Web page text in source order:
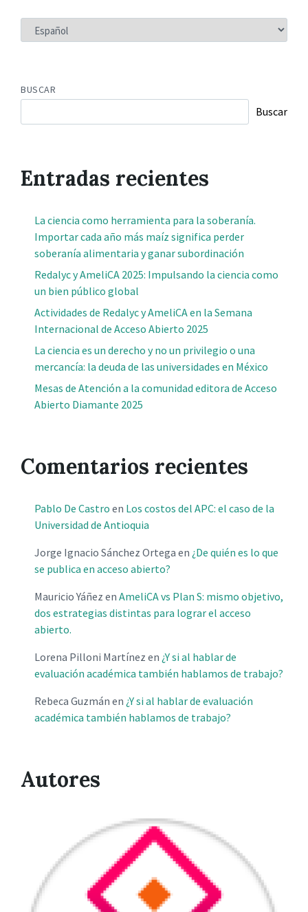
ELEGIR
BUSCAR
Buscar
Entradas recientes
La ciencia como herramienta para la soberanía.
Importar cada año más maíz significa perder
soberanía alimentaria y ganar subordinación
Redalyc y AmeliCA 2025: Impulsando la ciencia como
un bien público global
Actividades de Redalyc y AmeliCA en la Semana
Internacional de Acceso Abierto 2025
La ciencia es un derecho y no un privilegio o una
mercancía: la deuda de las universidades en México
Mesas de Atención a la comunidad editora de Acceso
Abierto Diamante 2025
Comentarios recientes
Pablo De Castro en Los costos del APC: el caso de la
Universidad de Antioquia
Jorge Ignacio Sánchez Ortega en ¿De quién es lo que
se publica en acceso abierto?
Mauricio Yáñez en AmeliCA vs Plan S: mismo objetivo,
dos estrategias distintas para lograr el acceso
abierto.
Lorena Pilloni Martínez en ¿Y si al hablar de
evaluación académica también hablamos de trabajo?
Rebeca Guzmán en ¿Y si al hablar de evaluación
académica también hablamos de trabajo?
Autores